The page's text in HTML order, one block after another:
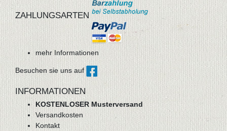
ZAHLUNGSARTEN
mehr Informationen
Besuchen sie uns auf
INFORMATIONEN
KOSTENLOSER Musterversand
Versandkosten
Kontakt